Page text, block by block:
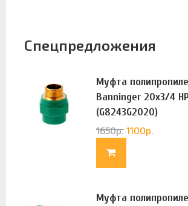
Спецпредложения
Муфта
Banninger 20х3/4
(G8243G2020)
1650р. 1100р.
Муфта